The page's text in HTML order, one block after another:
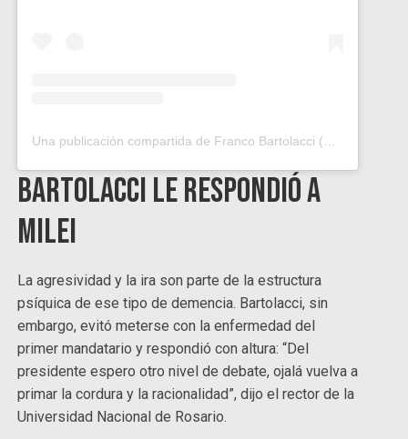
Una publicación compartida de Franco Bartolacci (@f.bartolacci)
Bartolacci le respondió a
Milei
La agresividad y la ira son parte de la estructura
psíquica de ese tipo de demencia. Bartolacci, sin
embargo, evitó meterse con la enfermedad del
primer mandatario y respondió con altura: “Del
presidente espero otro nivel de debate, ojalá vuelva a
primar la cordura y la racionalidad”, dijo el rector de la
Universidad Nacional de Rosario.